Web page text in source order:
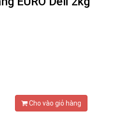
Cho vào giỏ hàng